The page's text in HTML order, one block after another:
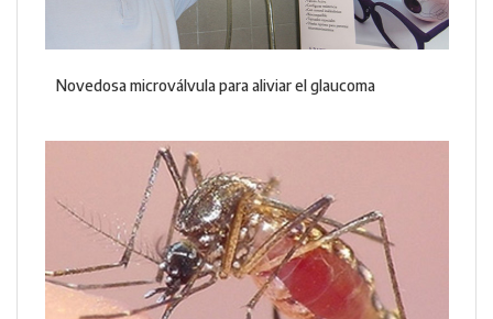
Novedosa microválvula para aliviar el glaucoma